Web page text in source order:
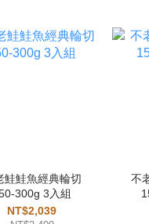
鮭鮭魚經典輪切
300g 3入組
NT$2,039
不